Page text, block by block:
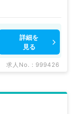
詳細を
見る
求人No. : 999426